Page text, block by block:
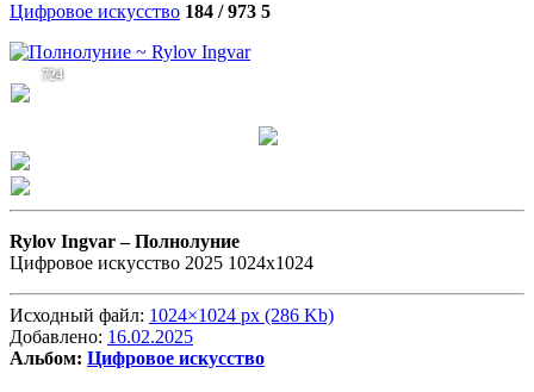
Цифровое искусство 184 / 973 5
724
Rylov Ingvar –Полнолуние
Цифровое искусство 2025 1024х1024
Исходный файл: 1024×1024 px (286 Kb)
Добавлено: 16.02.2025
Альбом: Цифровое искусство